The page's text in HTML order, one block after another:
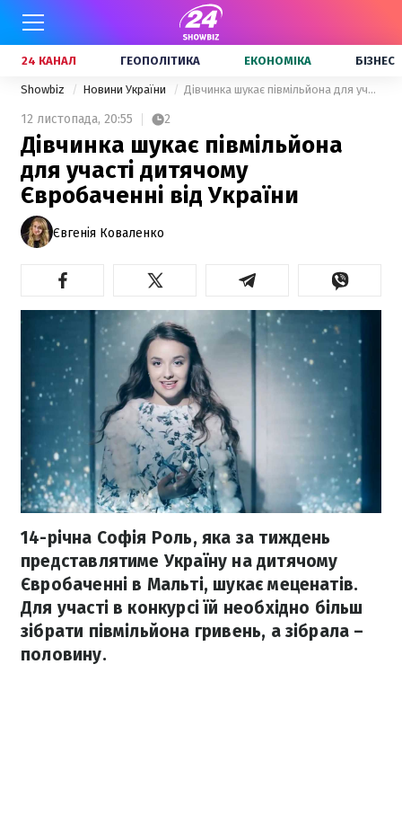
24 КАНАЛ ГЕОПОЛІТИКА ЕКОНОМІКА БІЗНЕС
Showbiz Новини України Дівчинка шукає півмільйона для участі дитячому Євробаченні від України
12 листопада, 20:55 2
Дівчинка шукає півмільйона
для участі дитячому
Євробаченні від України
Євгенія Коваленко
14-річна Софія Роль, яка за тиждень
представлятиме Україну на дитячому
Євробаченні в Мальті, шукає меценатів.
Для участі в конкурсі їй необхідно більш
зібрати півмільйона гривень, а зібрала –
половину.